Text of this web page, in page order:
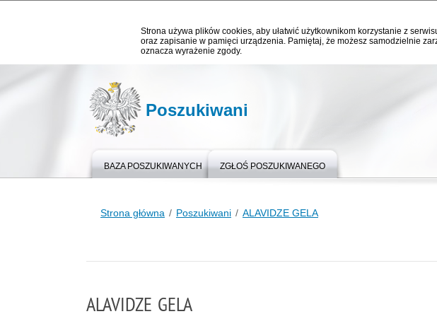
Strona używa plików cookies, aby ułatwić użytkownikom korzystanie z
oraz zapisanie w pamięci urządzenia. Pamiętaj, że możesz samodzielnie
oznacza wyrażenie zgody.
Poszukiwani
BAZA POSZUKIWANYCH ZGŁOŚ POSZUKIWANEGO
Strona główna Poszukiwani ALAVIDZE GELA
ALAVIDZE GELA